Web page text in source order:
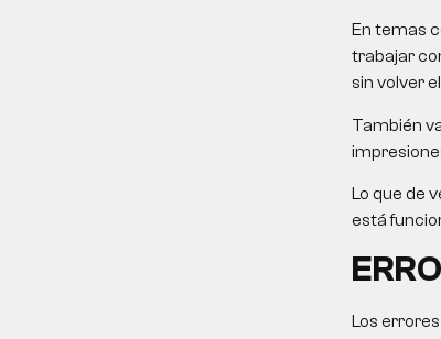
En temas
trabajar
sin volver
También
Lo que de
está
Los